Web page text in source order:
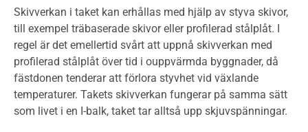
Skivverkan i taket kan erhållas med hjälp av styva skivor,
till exempel träbaserade skivor eller profilerad stålplåt. I
regel är det emellertid svårt att uppnå skivverkan med
profilerad stålplåt över tid i ouppvärmda byggnader, då
fästdonen tenderar att förlora styvhet vid växlande
temperaturer. Takets skivverkan fungerar på samma sätt
som livet i en I-balk, taket tar alltså upp skjuvspänningar.